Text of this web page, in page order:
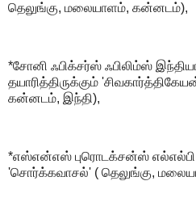
தெலுங்கு, மலையாளம், கன்னடம்),
*சோனி ஃபிக்சர்ஸ் ஃபிலிம்ஸ்
தயாரித்திருக்கும்
கன்னடம், இந்தி),
*எஸ்என்எஸ் புரொடக்சன்ஸ் எல்எல்பி
'சொர்க்கவாசல்' ( தெலுங்கு,